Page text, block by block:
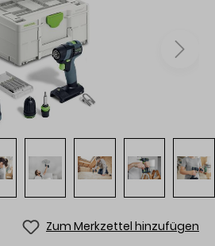
Zum Merkzettel hinzufügen